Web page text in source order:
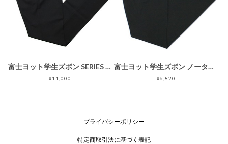
富士ヨット学生ズボン SERIES X(シリーズエックス) ノータックスラックス GTX4770B ウール混 ブラック 黒 丸洗い可 明石スクールユニフォームカンパニー
¥11,000
富士ヨット学生ズボン ノータックサマースラックス GT1700NB 黒 ブラック 明石スクールユニフォームカンパニー
¥6,820
プライバシーポリシー
特定商取引法に基づく表記